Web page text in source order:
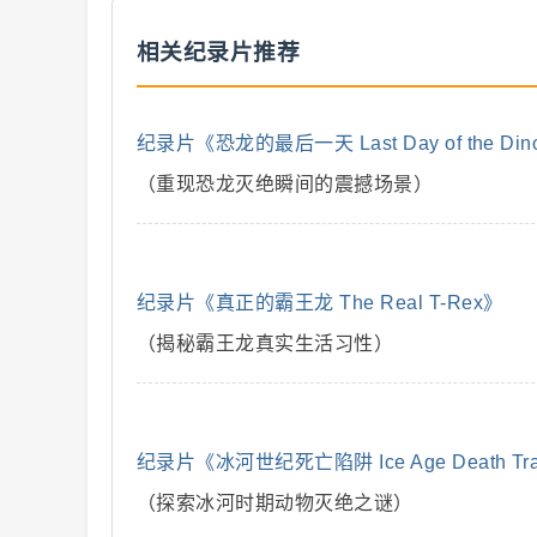
创
相关纪录片推荐
纪录片《恐龙的最后一天 Last Day of the
（重现恐龙灭绝瞬间的震撼场景）
纪录片《真正的霸王龙 The Real T-Rex》
（揭秘霸王龙真实生活习性）
纪录片《冰河世纪死亡陷阱 Ice Age Death
（探索冰河时期动物灭绝之谜）